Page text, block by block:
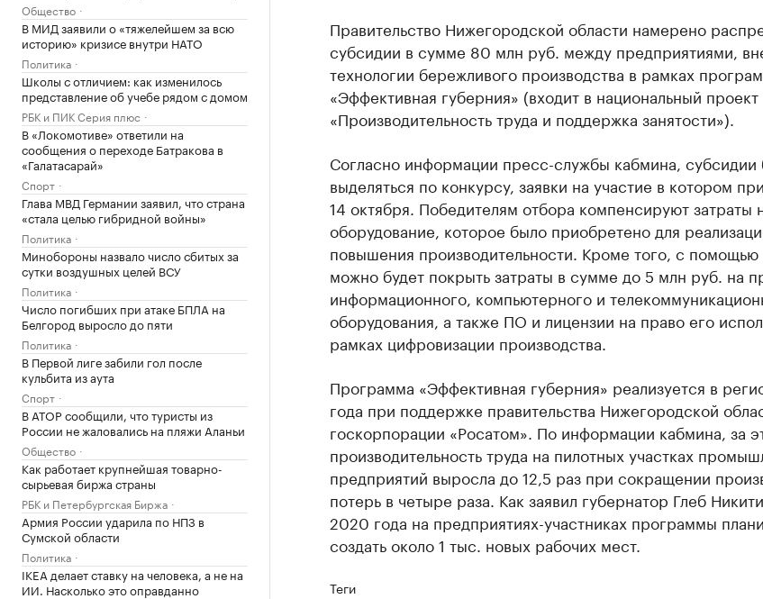
Общество
В МИД заявили о «тяжелейшем за всю
историю» кризисе внутри НАТО
Политика
Школы с отличием: как изменилось
представление об учебе рядом с домом
РБК и ПИК Серия плюс
В «Локомотиве» ответили на
сообщения о переходе Батракова в
«Галатасарай»
Спорт
Глава МВД Германии заявил, что страна
«стала целью гибридной войны»
Политика
Минобороны назвало число сбитых за
сутки воздушных целей ВСУ
Политика
Число погибших при атаке БПЛА на
Белгород выросло до пяти
Политика
В Первой лиге забили гол после
кульбита из аута
Спорт
В АТОР сообщили, что туристы из
России не жаловались на пляжи Аланьи
Общество
Как работает крупнейшая товарно-
сырьевая биржа страны
РБК и Петербургская Биржа
Армия России ударила по НПЗ в
Сумской области
Политика
IKEA делает ставку на человека, а не на
ИИ. Насколько это оправданно
Правительство Нижегородской области намерено
субсидии в сумме 80 млн руб. между предприятиями,
технологии бережливого производства в рамках
«Эффективная губерния» (входит в национальный проект
«Производительность труда и поддержка занятости»).
Согласно информации пресс-службы кабмина, субсидии
выделяться по конкурсу, заявки на участие в котором
14 октября. Победителям отбора компенсируют затраты
оборудование, которое было приобретено для
повышения производительности. Кроме того, с помощью
можно будет покрыть затраты в сумме до 5 млн руб. на
информационного, компьютерного и
оборудования, а также ПО и лицензии на право его
рамках цифровизации производства.
Программа «Эффективная губерния» реализуется в
года при поддержке правительства Нижегородской
госкорпорации «Росатом». По информации кабмина, за
производительность труда на пилотных участках
предприятий выросла до 12,5 раз при сокращении
потерь в четыре раза. Как заявил губернатор Глеб
2020 года на предприятиях-участниках программы
создать около 1 тыс. новых рабочих мест.
Теги